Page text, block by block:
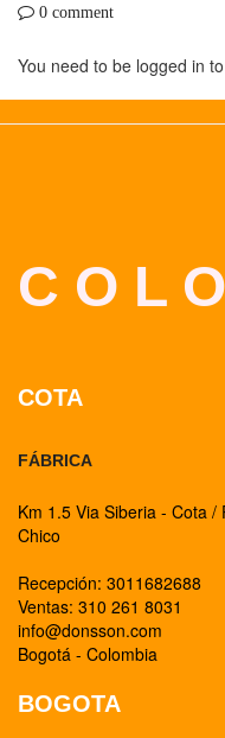
0 comment
You need to be logged in
C O L
COTA
FÁBRICA
Km 1.5 Via Siberia - Cota
Chico
Recepción: 3011682688
Ventas: 310 261 8031
info@donsson.com
Bogotá - Colombia
BOGOTA